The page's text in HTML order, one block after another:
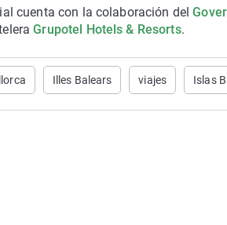
cuenta con la colaboración del
Grupotel Hotels & Resorts.
Illes Balears viajes Islas